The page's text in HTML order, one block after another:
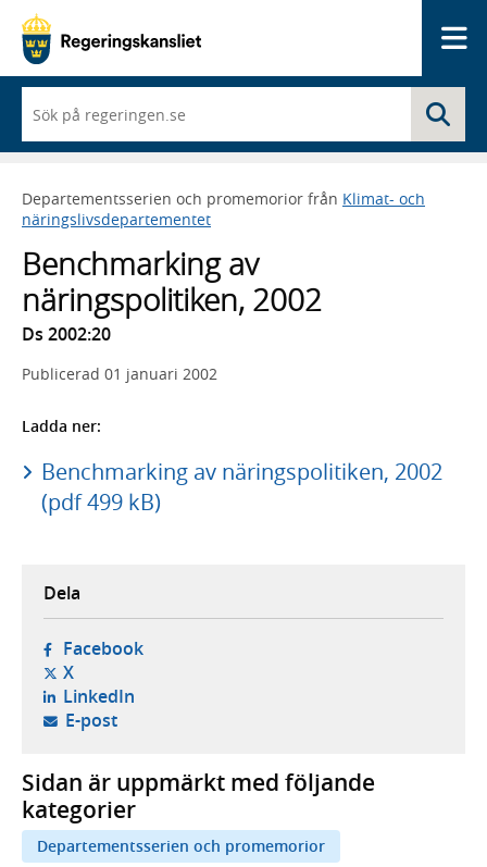
du
börjar
skriva
framträder
en
med
sökförslag
Departementsserien och promemorior från Klimat- och
näringslivsdepartementet
Benchmarking av
näringspolitiken, 2002
Ds 2002:20
Publicerad 01 januari 2002
Ladda ner:
Benchmarking av näringspolitiken, 2002
(pdf 499 kB)
Dela
Facebook- öppnas i ny flik, extern webbplats,
X- öppnas i ny flik, extern webbplats,
LinkedIn- öppnas i ny flik, extern webbplats,
E-post- öppnar din e-postklient,
Sidan är uppmärkt med följande
kategorier
Departementsserien och promemorior